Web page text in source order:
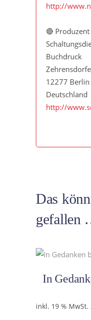
http://
🔴
Buchdruck
12277 Berlin
Deutschland
http://
Das
gefallen
In
inkl. 19 % MwSt.